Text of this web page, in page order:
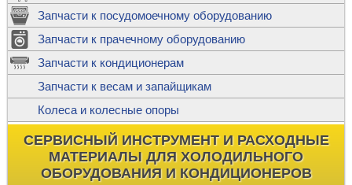
Запчасти к посудомоечному оборудованию
Запчасти к прачечному оборудованию
Запчасти к кондиционерам
Запчасти к весам и запайщикам
Колеса и колесные опоры
СЕРВИСНЫЙ ИНСТРУМЕНТ И РАСХОДНЫЕ
МАТЕРИАЛЫ ДЛЯ ХОЛОДИЛЬНОГО
ОБОРУДОВАНИЯ И КОНДИЦИОНЕРОВ